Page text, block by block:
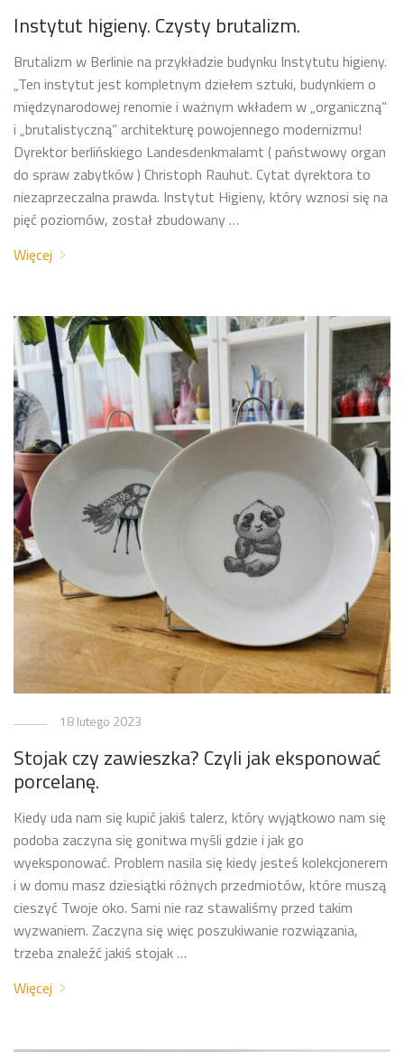
Instytut higieny. Czysty brutalizm.
Brutalizm w Berlinie na przykładzie budynku Instytutu higieny.
„Ten instytut jest kompletnym dziełem sztuki, budynkiem o
międzynarodowej renomie i ważnym wkładem w „organiczną”
i „brutalistyczną” architekturę powojennego modernizmu!
Dyrektor berlińskiego Landesdenkmalamt ( państwowy organ
do spraw zabytków ) Christoph Rauhut. Cytat dyrektora to
niezaprzeczalna prawda. Instytut Higieny, który wznosi się na
pięć poziomów, został zbudowany …
Więcej
18 lutego 2023
Stojak czy zawieszka? Czyli jak eksponować
porcelanę.
Kiedy uda nam się kupić jakiś talerz, który wyjątkowo nam się
podoba zaczyna się gonitwa myśli gdzie i jak go
wyeksponować. Problem nasila się kiedy jesteś kolekcjonerem
i w domu masz dziesiątki różnych przedmiotów, które muszą
cieszyć Twoje oko. Sami nie raz stawaliśmy przed takim
wyzwaniem. Zaczyna się więc poszukiwanie rozwiązania,
trzeba znaleźć jakiś stojak …
Więcej